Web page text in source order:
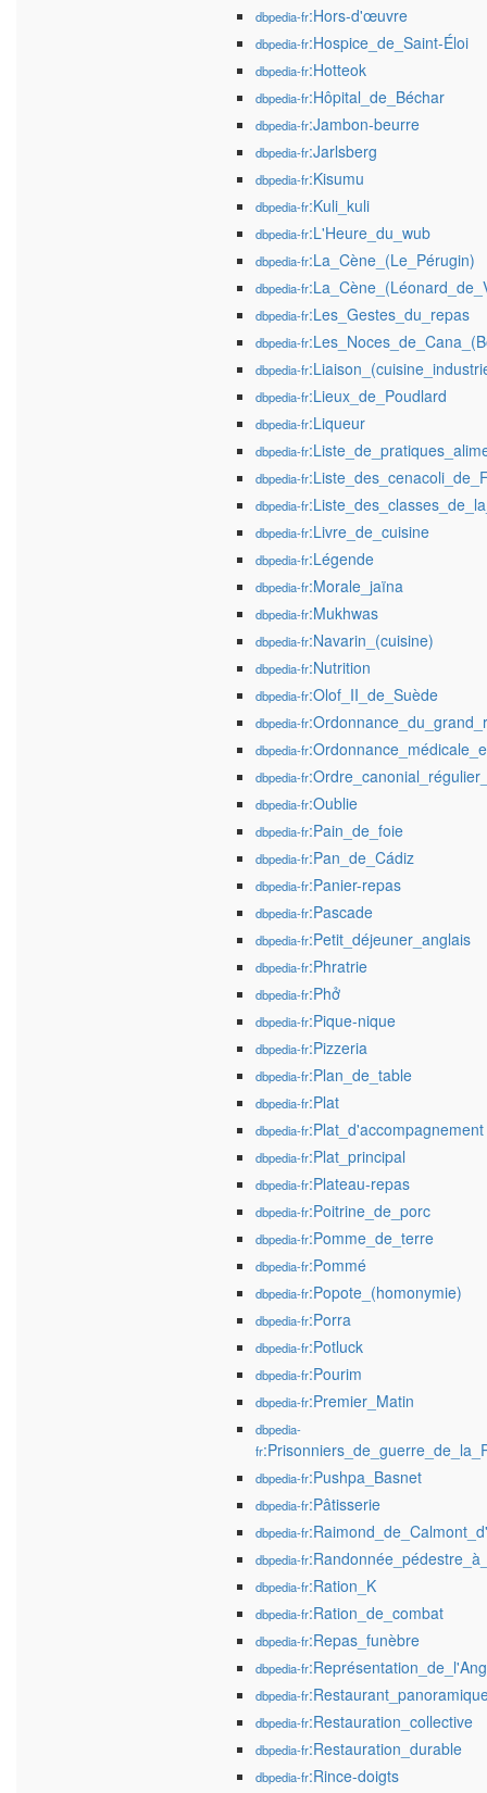
dbpedia-fr:Hors-d'œuvre
dbpedia-fr:Hospice_de_Saint-Éloi
dbpedia-fr:Hotteok
dbpedia-fr:Hôpital_de_Béchar
dbpedia-fr:Jambon-beurre
dbpedia-fr:Jarlsberg
dbpedia-fr:Kisumu
dbpedia-fr:Kuli_kuli
dbpedia-fr:L'Heure_du_wub
dbpedia-fr:La_Cène_(Le_Pérugin)
dbpedia-fr
dbpedia-fr:Les_Gestes_du_repas
dbpedia-fr
dbpedia-fr
dbpedia-fr:Lieux_de_Poudlard
dbpedia-fr:Liqueur
dbpedia-fr
dbpedia-fr
dbpedia-fr
dbpedia-fr:Livre_de_cuisine
dbpedia-fr:Légende
dbpedia-fr:Morale_jaïna
dbpedia-fr:Mukhwas
dbpedia-fr:Navarin_(cuisine)
dbpedia-fr:Nutrition
dbpedia-fr:Olof_II_de_Suède
dbpedia-fr
dbpedia-fr
dbpedia-fr
dbpedia-fr:Oublie
dbpedia-fr:Pain_de_foie
dbpedia-fr:Pan_de_Cádiz
dbpedia-fr:Panier-repas
dbpedia-fr:Pascade
dbpedia-fr:Petit_déjeuner_anglais
dbpedia-fr:Phratrie
dbpedia-fr:Phở
dbpedia-fr:Pique-nique
dbpedia-fr:Pizzeria
dbpedia-fr:Plan_de_table
dbpedia-fr:Plat
dbpedia-fr:Plat_d'accompagnement
dbpedia-fr:Plat_principal
dbpedia-fr:Plateau-repas
dbpedia-fr:Poitrine_de_porc
dbpedia-fr:Pomme_de_terre
dbpedia-fr:Pommé
dbpedia-fr:Popote_(homonymie)
dbpedia-fr:Porra
dbpedia-fr:Potluck
dbpedia-fr:Pourim
dbpedia-fr:Premier_Matin
dbpedia-
fr
dbpedia-fr:Pushpa_Basnet
dbpedia-fr:Pâtisserie
dbpedia-fr
dbpedia-fr
dbpedia-fr:Ration_K
dbpedia-fr:Ration_de_combat
dbpedia-fr:Repas_funèbre
dbpedia-fr
dbpedia-fr
dbpedia-fr:Restauration_collective
dbpedia-fr:Restauration_durable
dbpedia-fr:Rince-doigts